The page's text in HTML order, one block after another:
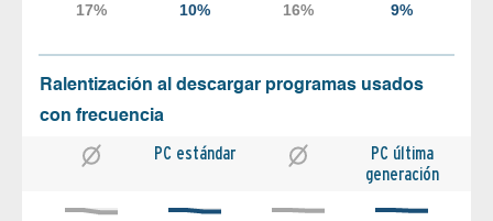
Ralentización al descargar programas usados
con frecuencia
PC estándar
PC última
generación